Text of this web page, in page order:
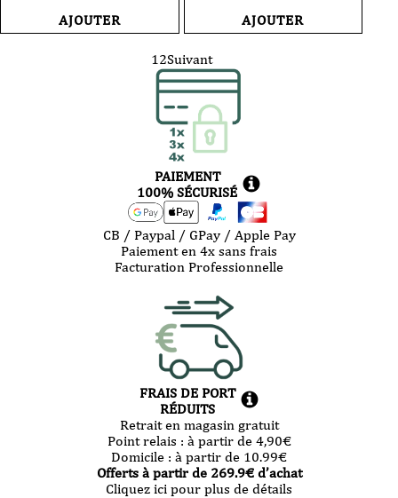
AJOUTER
AJOUTER
12Suivant
PAIEMENT
100% SÉCURISÉ
CB / Paypal / GPay / Apple Pay
Paiement en 4x sans frais
Facturation Professionnelle
FRAIS DE PORT
RÉDUITS
Retrait en magasin gratuit
Point relais : à partir de 4,90€
Domicile : à partir de 10.99€
Offerts à partir de 269.9€ d’achat
Cliquez ici pour plus de détails